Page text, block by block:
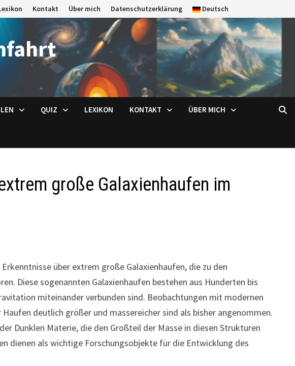
Kontakt Über mich Datenschutzerklärung Deutsch
QUIZ LEXIKON KONTAKT ÜBER MICH
große Galaxienhaufen im
über extrem große Galaxienhaufen, die zu den
Diese sogenannten Galaxienhaufen bestehen aus Hunderten bis
miteinander verbunden sind. Beobachtungen mit modernen
deutlich größer und massereicher sind als bisher angenommen.
Dunklen Materie, die den Großteil der Masse in diesen Strukturen
dienen als wichtige Forschungsobjekte für die Entwicklung des